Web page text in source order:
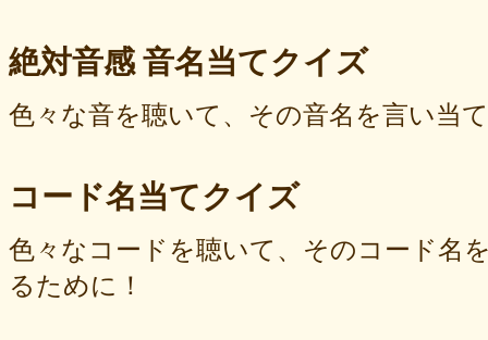
絶対音感 音名当てクイズ
色々な音を聴いて、その音名を言い当
コード名当てクイズ
色々なコードを聴いて、そのコード名
るために！